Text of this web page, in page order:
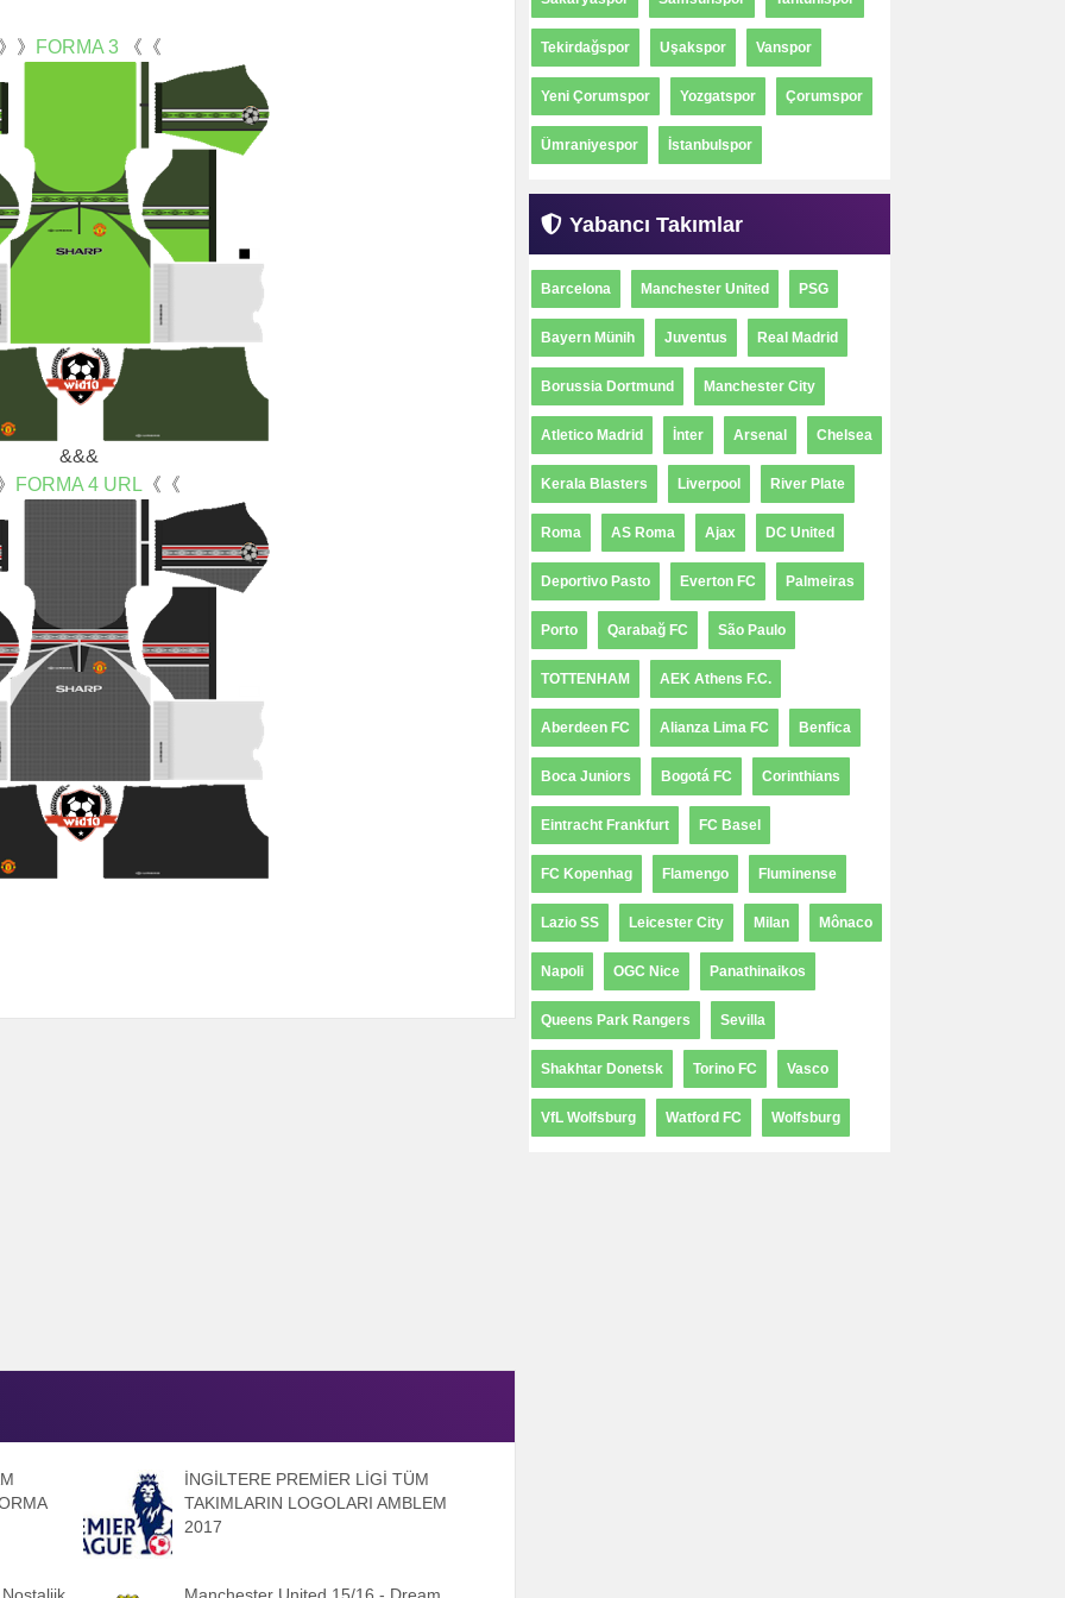
》 FORMA 3 《《
&&&
FORMA 4 URL 《《
İNGİLTERE PREMİER LİGİ TÜM
TAKIMLARIN LOGOLARI AMBLEM
2017
Tekirdağspor Uşakspor Vanspor
Yeni Çorumspor Yozgatspor Çorumspor
Ümraniyespor İstanbulspor
Yabancı Takımlar
Barcelona Manchester United PSG
Bayern Münih Juventus Real Madrid
Borussia Dortmund Manchester City
Atletico Madrid İnter Arsenal Chelsea
Kerala Blasters Liverpool River Plate
Roma AS Roma Ajax DC United
Deportivo Pasto Everton FC Palmeiras
Porto Qarabağ FC São Paulo
TOTTENHAM AEK Athens F.C.
Aberdeen FC Alianza Lima FC Benfica
Boca Juniors Bogotá FC Corinthians
Eintracht Frankfurt FC Basel
FC Kopenhag Flamengo Fluminense
Lazio SS Leicester City Milan Mônaco
Napoli OGC Nice Panathinaikos
Queens Park Rangers Sevilla
Shakhtar Donetsk Torino FC Vasco
VfL Wolfsburg Watford FC Wolfsburg